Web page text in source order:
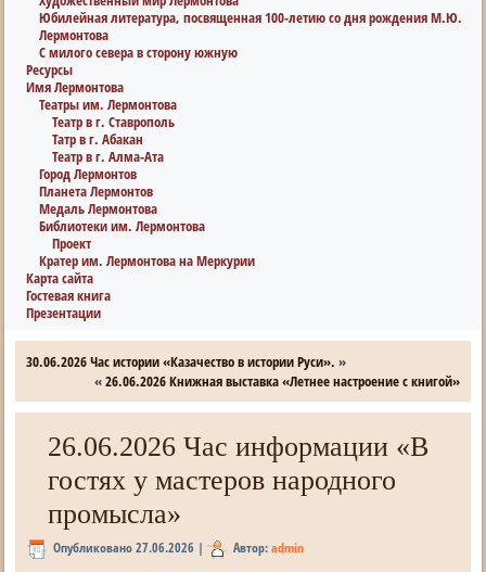
Юбилейная литература, посвященная 100-летию со дня рождения М.Ю.
Лермонтова
С милого севера в сторону южную
Ресурсы
Имя Лермонтова
Театры им. Лермонтова
Театр в г. Ставрополь
Татр в г. Абакан
Театр в г. Алма-Ата
Город Лермонтов
Планета Лермонтов
Медаль Лермонтова
Библиотеки им. Лермонтова
Проект
Кратер им. Лермонтова на Меркурии
Карта сайта
Гостевая книга
Презентации
30.06.2026 Час истории «Казачество в истории Руси». »
«26.06.2026 Книжная выставка «Летнее настроение с книгой»
26.06.2026 Час информации «В
гостях у мастеров народного
промысла»
Опубликовано 27.06.2026 | Автор: admin